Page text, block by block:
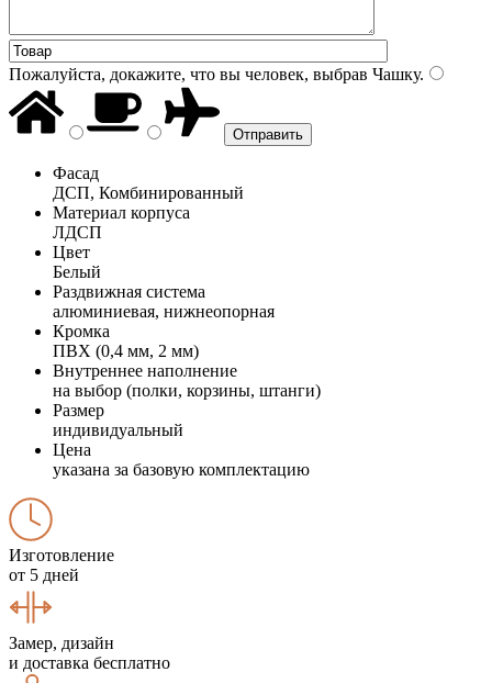
Пожалуйста, докажите, что вы человек, выбрав Чашку.
Фасад
ДСП, Комбинированный
Материал корпуса
ЛДСП
Цвет
Белый
Раздвижная система
алюминиевая, нижнеопорная
Кромка
ПВХ (0,4 мм, 2 мм)
Внутреннее наполнение
на выбор (полки, корзины, штанги)
Размер
индивидуальный
Цена
указана за базовую комплектацию
Изготовление
от 5 дней
Замер, дизайн
и доставка бесплатно